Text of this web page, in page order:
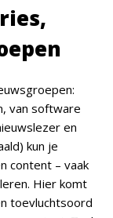
van software
en
kun je
content – vaak
Hier komt
toevluchtsoord